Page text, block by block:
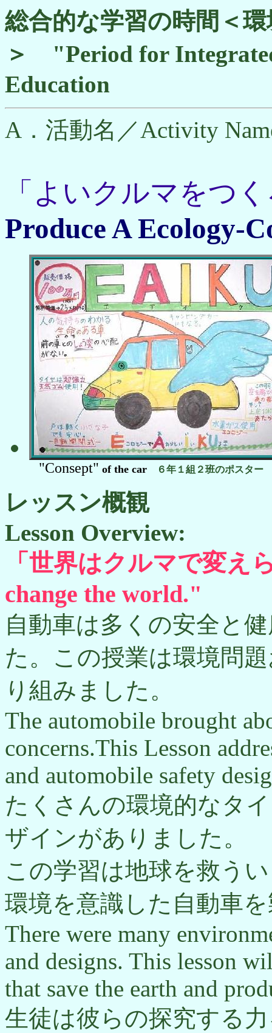
総合的な学習の時間＜
＞ "Period for
Education
A．活動名／Activity
「よいクルマをつ
Produce A Ecology-
"Consept" of the car６年１組２班のポスター
レッスン概観
Lesson Overview:
「世界はクルマで変
change the world."
自動車は多くの安全と
た。この授業は環境問
り組みました。
The automobile brought
concerns.This Lesson
and automobile safety
たくさんの環境的なタ
ザインがありました。
この学習は地球を救う
環境を意識した自動車
There were many
and designs. This lesson
that save the earth and
生徒は彼らの探究する